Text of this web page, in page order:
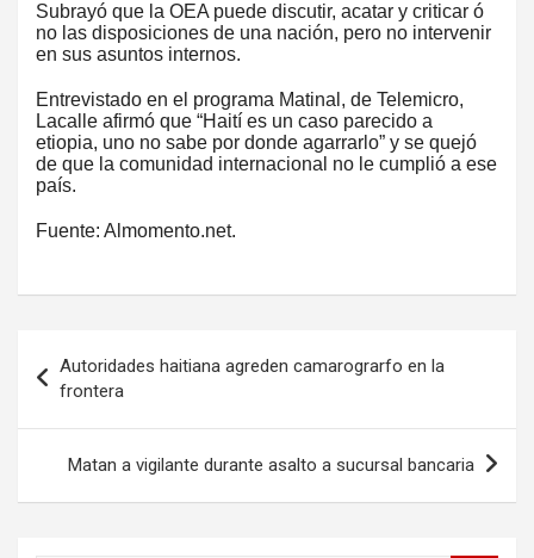
Subrayó que la OEA puede discutir, acatar y criticar ó
no las disposiciones de una nación, pero no intervenir
en sus asuntos internos.
Entrevistado en el programa Matinal, de Telemicro,
Lacalle afirmó que “Haití es un caso parecido a
etiopia, uno no sabe por donde agarrarlo” y se quejó
de que la comunidad internacional no le cumplió a ese
país.
Fuente: Almomento.net.
Navegación
de
entradas
Autoridades haitiana agreden camarograrfo en la
frontera
Matan a vigilante durante asalto a sucursal bancaria